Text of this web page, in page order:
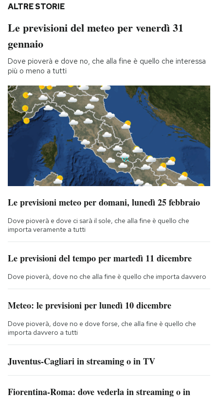
ALTRE STORIE
Le previsioni del meteo per venerdì 31
gennaio
Dove pioverà e dove no, che alla fine è quello che interessa
più o meno a tutti
Le previsioni meteo per domani, lunedì 25 febbraio
Dove pioverà e dove ci sarà il sole, che alla fine è quello che
importa veramente a tutti
Le previsioni del tempo per martedì 11 dicembre
Dove pioverà, dove no che alla fine è quello che importa davvero
Meteo: le previsioni per lunedì 10 dicembre
Dove pioverà, dove no e dove forse, che alla fine è quello che
importa davvero a tutti
Juventus-Cagliari in streaming o in TV
Fiorentina-Roma: dove vederla in streaming o in